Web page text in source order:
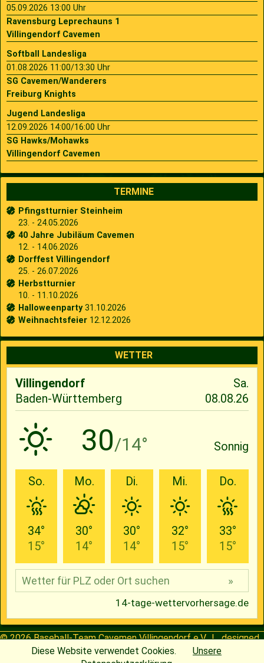
05.09.2026 13:00 Uhr
Ravensburg Leprechauns 1
Villingendorf Cavemen
Softball Landesliga
01.08.2026 11:00/13:30 Uhr
SG Cavemen/Wanderers
Freiburg Knights
Jugend Landesliga
12.09.2026 14:00/16:00 Uhr
SG Hawks/Mohawks
Villingendorf Cavemen
TERMINE
Pfingstturnier Steinheim
23. - 24.05.2026
40 Jahre Jubiläum Cavemen
12. - 14.06.2026
Dorffest Villingendorf
25. - 26.07.2026
Herbstturnier
10. - 11.10.2026
Halloweenparty31.10.2026
Weihnachtsfeier 12.12.2026
WETTER
© 2026Baseball-Team Cavemen Villingendorf e.V.| designed
HenningDiese Website verwendet Cookies.
Unsere